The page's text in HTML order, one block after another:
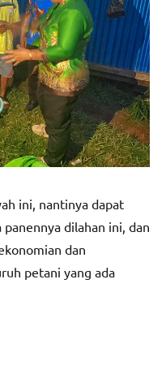
ini, nantinya dapat
panennya dilahan ini, dan
dan
petani yang ada